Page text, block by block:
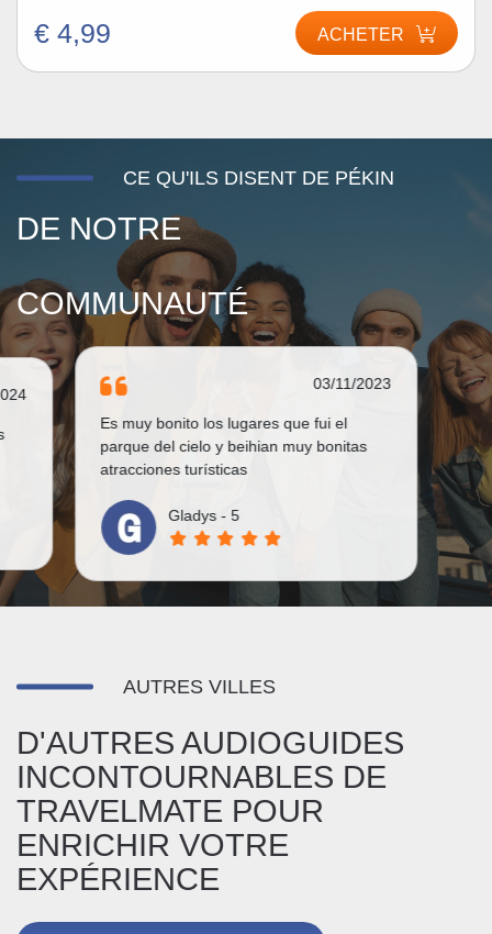
€ 4,99 ACHETER
CE QU'ILS DISENT DE PÉKIN
DE NOTRE
COMMUNAUTÉ
03/11/2023
Es muy bonito los lugares que fui el
parque del cielo y beihian muy bonitas
atracciones turísticas
Gladys - 5
AUTRES VILLES
D'AUTRES AUDIOGUIDES
INCONTOURNABLES DE
TRAVELMATE POUR
ENRICHIR VOTRE
EXPÉRIENCE